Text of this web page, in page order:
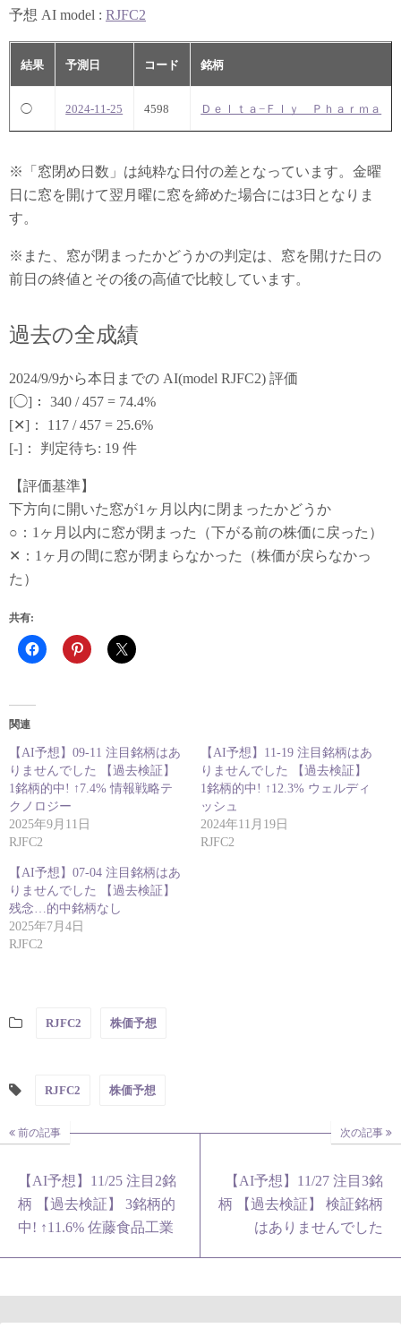
予想 AI model : RJFC2
結果 予測日 コード 銘柄
◯ 2024-11-25 4598 Ｄｅｌｔａ−Ｆｌｙ Ｐｈａｒｍａ
※「窓閉め日数」は純粋な日付の差となっています。金曜
日に窓を開けて翌月曜に窓を締めた場合には3日となりま
す。
※また、窓が閉まったかどうかの判定は、窓を開けた日の
前日の終値とその後の高値で比較しています。
過去の全成績
2024/9/9から本日までの AI(model RJFC2) 評価
[◯]： 340 / 457 = 74.4%
[✕]： 117 / 457 = 25.6%
[-]： 判定待ち: 19 件
【評価基準】
下方向に開いた窓が1ヶ月以内に閉まったかどうか
○：1ヶ月以内に窓が閉まった（下がる前の株価に戻った）
✕：1ヶ月の間に窓が閉まらなかった（株価が戻らなかっ
た）
共有:
関連
【AI予想】09-11 注目銘柄はあ
りませんでした 【過去検証】
1銘柄的中! ↑7.4% 情報戦略テ
クノロジー
2025年9月11日
RJFC2
【AI予想】11-19 注目銘柄はあ
りませんでした 【過去検証】
1銘柄的中! ↑12.3% ウェルディ
ッシュ
2024年11月19日
RJFC2
【AI予想】07-04 注目銘柄はあ
りませんでした 【過去検証】
残念…的中銘柄なし
2025年7月4日
RJFC2
RJFC2 株価予想
RJFC2 株価予想
前の記事
【AI予想】11/25 注目2銘
柄 【過去検証】 3銘柄的
中! ↑11.6% 佐藤食品工業
次の記事
【AI予想】11/27 注目3銘
柄 【過去検証】 検証銘柄
はありませんでした